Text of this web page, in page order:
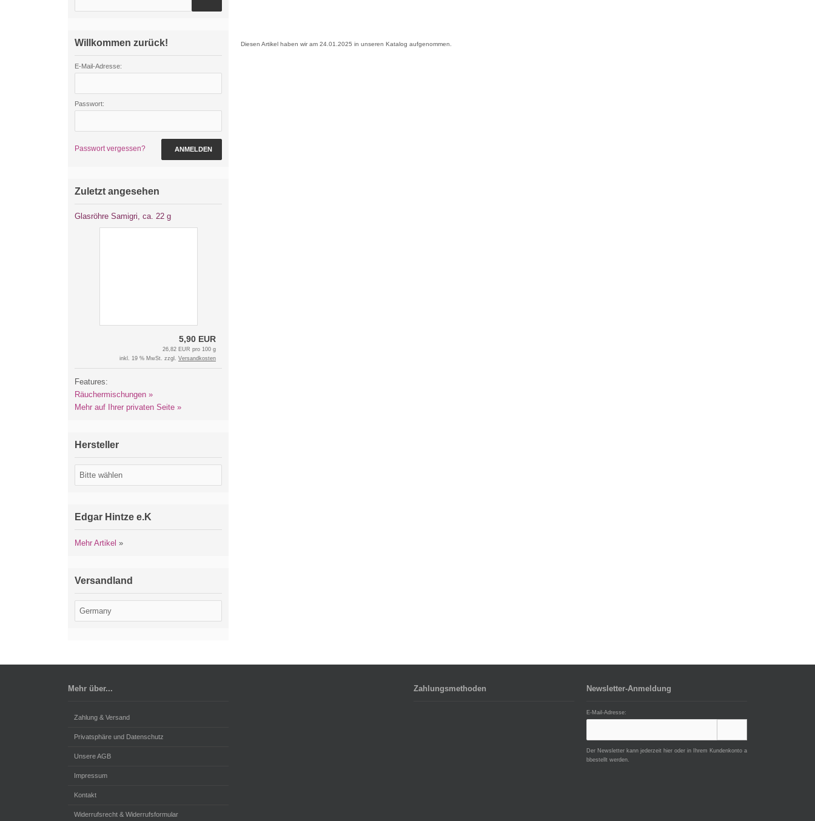
Diesen Artikel haben wir am 24.01.2025 in unseren Katalog aufgenommen.
Willkommen zurück!
E-Mail-Adresse:
Passwort:
Passwort vergessen? ANMELDEN
Zuletzt angesehen
Glasröhre Samigri, ca. 22 g
5,90 EUR
26,82 EUR pro 100 g
inkl. 19 % MwSt. zzgl. Versandkosten
Features:
Räuchermischungen »
Mehr auf Ihrer privaten Seite »
Hersteller
Edgar Hintze e.K
Mehr Artikel »
Versandland
Mehr über...
Zahlung & Versand
Privatsphäre und Datenschutz
Unsere AGB
Impressum
Kontakt
Widerrufsrecht & Widerrufsformular
Zahlungsmethoden Newsletter-Anmeldung
E-Mail-Adresse:
Der Newsletter kann jederzeit hier oder in Ihrem Kundenkonto a
bbestellt werden.